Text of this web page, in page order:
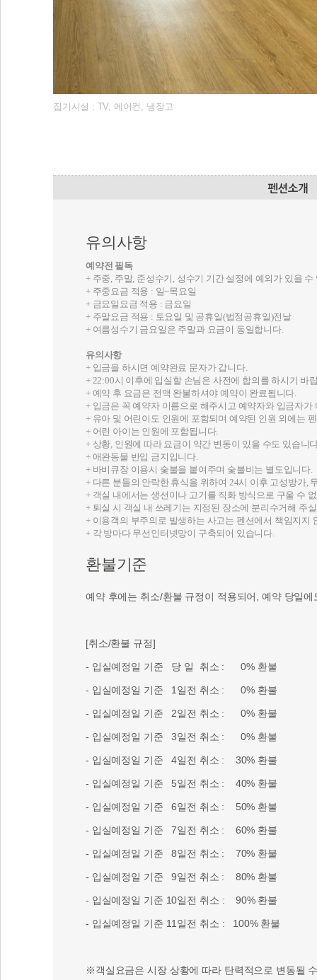
집기시설 : TV, 에어컨, 냉장고
유의사항
예약전 필독
+ 주중, 주말, 준성수기, 성수기 기간 설정에 예외가 있을
+ 주중요금 적용 : 일~목요일
+ 금요일요금 적용 : 금요일
+ 주말요금 적용 : 토요일 및 공휴일(법정공휴일)전날
+ 여름성수기 금요일은 주말과 요금이 동일합니다.
유의사항
+ 입금을 하시면 예약완료 문자가 갑니다.
+ 22:00시 이후에 입실할 손님은 사전에 합의를 하시기 바
+ 예약 후 요금은 전액 완불하셔야 예약이 완료됩니다.
+ 입금은 꼭 예약자 이름으로 해주시고 예약자와 입금자가
+ 유아 및 어린이도 인원에 포함되며 예약된 인원 외에는
+ 어린 아이는 인원에 포함됩니다.
+ 상황, 인원에 따라 요금이 약간 변동이 있을 수도 있습니
+ 애완동물 반입 금지입니다.
+ 바비큐장 이용시 숯불을 붙여주며 숯불비는 별도입니다.
+ 다른 분들의 안락한 휴식을 위하여 24시 이후 고성방가,
+ 객실 내에서는 생선이나 고기를 직화 방식으로 구울 수
+ 퇴실 시 객실 내 쓰레기는 지정된 장소에 분리수거해 주
+ 이용객의 부주의로 발생하는 사고는 펜션에서 책임지지
+ 각 방마다 무선인터넷망이 구축되어 있습니다.
환불기준
예약 후에는 취소/환불 규정이 적용되어, 예약 당일
[취소/환불 규정]
- 입실예정일 기준 당 일 취소 : 0% 환불
- 입실예정일 기준 1일전 취소 : 0% 환불
- 입실예정일 기준 2일전 취소 : 0% 환불
- 입실예정일 기준 3일전 취소 : 0% 환불
- 입실예정일 기준 4일전 취소 : 30% 환불
- 입실예정일 기준 5일전 취소 : 40% 환불
- 입실예정일 기준 6일전 취소 : 50% 환불
- 입실예정일 기준 7일전 취소 : 60% 환불
- 입실예정일 기준 8일전 취소 : 70% 환불
- 입실예정일 기준 9일전 취소 : 80% 환불
- 입실예정일 기준 10일전 취소 : 90% 환불
- 입실예정일 기준 11일전 취소 : 100% 환불
※객실요금은 시장 상황에 따라 탄력적으로 변동될